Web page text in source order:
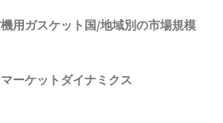
用ガスケット国/地域別の市場規模
ーケットダイナミクス